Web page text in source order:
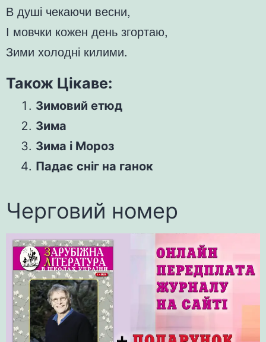
В душі чекаючи весни,
І мовчки кожен день згортаю,
Зими холодні килими.
Також Цікаве:
Зимовий етюд
Зима
Зима і Мороз
Падає сніг на ганок
Черговий номер